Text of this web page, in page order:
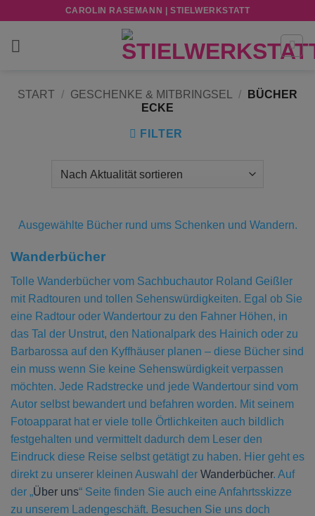
springen
CAROLIN RASEMANN | STIELWERKSTATT
START / GESCHENKE & MITBRINGSEL /
BÜCHER
ECKE
FILTER
Ausgewählte Bücher rund ums Schenken und Wandern.
Wanderbücher
Tolle Wanderbücher vom Sachbuchautor Roland Geißler
mit Radtouren und tollen Sehenswürdigkeiten. Egal ob Sie
eine Radtour oder Wandertour zu den Fahner Höhen, in
das Tal der Unstrut, den Nationalpark des Hainich oder zu
Barbarossa auf den Kyffhäuser planen – diese Bücher sind
ein muss wenn Sie keine Sehenswürdigkeit verpassen
möchten. Jede Radstrecke und jede Wandertour sind vom
Autor selbst bewandert und befahren worden. Mit seinem
Fotoapparat hat er viele tolle Örtlichkeiten auch bildlich
festgehalten und vermittelt dadurch dem Leser den
Eindruck diese Reise selbst getätigt zu haben. Hier geht es
direkt zu unserer kleinen Auswahl der Wanderbücher. Auf
der „Über uns“ Seite finden Sie auch eine Anfahrtsskizze
zu unserem Ladengeschäft. Besuchen Sie uns doch